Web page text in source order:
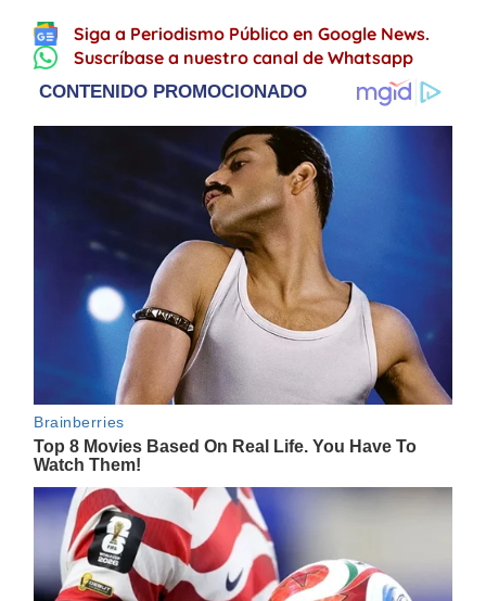
Siga a Periodismo Público en Google News.
Suscríbase a nuestro canal de Whatsapp